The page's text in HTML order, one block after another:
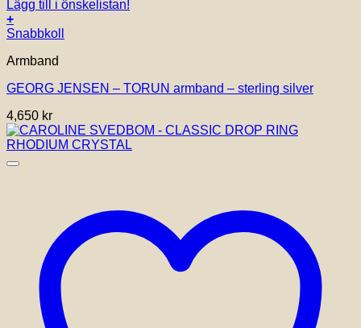
Lägg till i önskelistan!
+
Den
produkten
flera
De
olika
alternativen
kan
Snabbkoll
Armband
GEORG JENSEN – TORUN armband – sterling silver
4,650 kr